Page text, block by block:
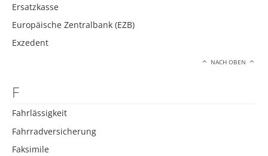
Ersatzkasse
Europäische Zentralbank (EZB)
Exzedent
NACH OBEN
F
Fahrlässigkeit
Fahrradversicherung
Faksimile